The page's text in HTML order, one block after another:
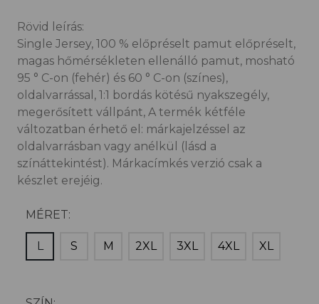
Rövid leírás:
Single Jersey, 100 % előpréselt pamut előpréselt,
magas hőmérsékleten ellenálló pamut, mosható
95 ° C-on (fehér) és 60 ° C-on (színes),
oldalvarrással, 1:1 bordás kötésű nyakszegély,
megerősített vállpánt, A termék kétféle
változatban érhető el: márkajelzéssel az
oldalvarrásban vagy anélkül (lásd a
színáttekintést). Márkacímkés verzió csak a
készlet erejéig.
MÉRET:
L S M 2XL 3XL 4XL XL